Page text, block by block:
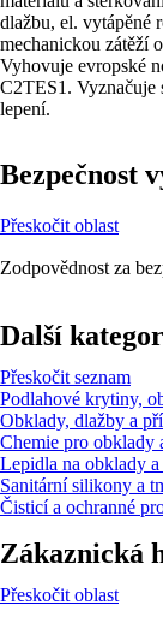
dlažbu, el. vytápěné
mechanickou zátěží
Vyhovuje evropské
C2TES1. Vyznačuje
lepení.
Bezpečnost
Přeskočit oblast
Zodpovědnost za
Další
Přeskočit seznam
Podlahové krytiny,
Obklady, dlažby a
Chemie pro obklady
Lepidla na obklady
Sanitární silikony a
Čisticí a ochranné
Zákaznická
Přeskočit oblast